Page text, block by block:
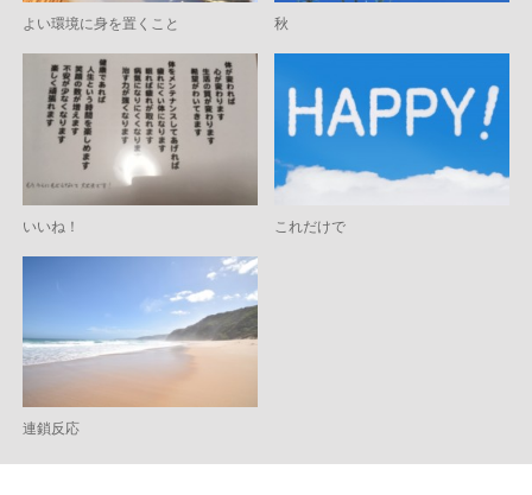
よい環境に身を置くこと 秋
いいね！ これだけで
連鎖反応